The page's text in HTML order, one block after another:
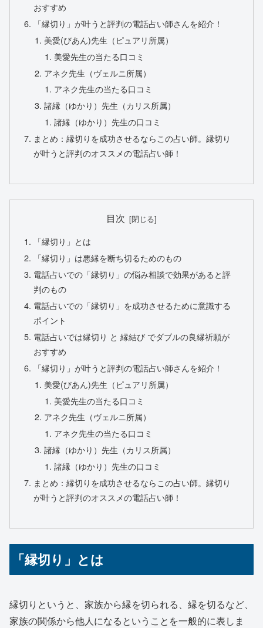
おすすめ
「縁切り」が叶うと評判の電話占い師さんを紹介！
美愛(びあん)先生（ピュアリ所属）
美愛先生の当たる口コミ
アネク先生（ヴェルニ所属）
アネク先生の当たる口コミ
諸縁（ゆかり）先生（カリス所属）
諸縁（ゆかり）先生の口コミ
まとめ：縁切りを成功させるならこの占い師。縁切り
が叶うと評判のオススメの電話占い師！
目次
「縁切り」とは
「縁切り」は悪縁を断ち切るためのもの
電話占いでの「縁切り」の悩み相談で効果があると評
判のもの
電話占いでの「縁切り」を成功させるために意識する
ポイント
電話占いでは縁切り と 縁結び でダブルの良縁祈願が
おすすめ
「縁切り」が叶うと評判の電話占い師さんを紹介！
美愛(びあん)先生（ピュアリ所属）
美愛先生の当たる口コミ
アネク先生（ヴェルニ所属）
アネク先生の当たる口コミ
諸縁（ゆかり）先生（カリス所属）
諸縁（ゆかり）先生の口コミ
まとめ：縁切りを成功させるならこの占い師。縁切り
が叶うと評判のオススメの電話占い師！
「縁切り」とは
縁切りというと、家族から縁を切られる、縁を切るなど、
家族の関係から他人になるということを一般的に表しま